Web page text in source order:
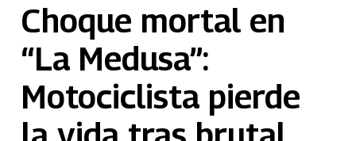
Choque mortal en
“La Medusa”:
Motociclista pierde